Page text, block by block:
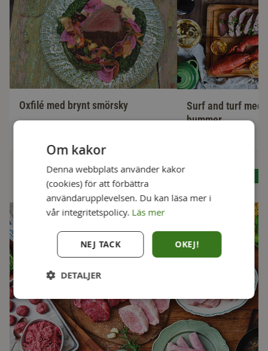
Oxfilé med brynt smörsky
Surf and turf med
hummer
Se alla recept
Om kakor
Denna webbplats använder kakor
(cookies) för att förbättra
användarupplevelsen. Du kan läsa mer i
vår integritetspolicy. Läs mer
OKEJ!
NEJ TACK
DETALJER